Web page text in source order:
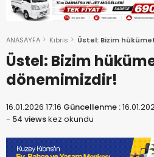
ANASAYFA Kıbrıs Üstel: Bizim
Üstel: Bizim
dönemimizdir!
16.01.2026 17:16 Güncellenme :
- 54 viewskez okundu